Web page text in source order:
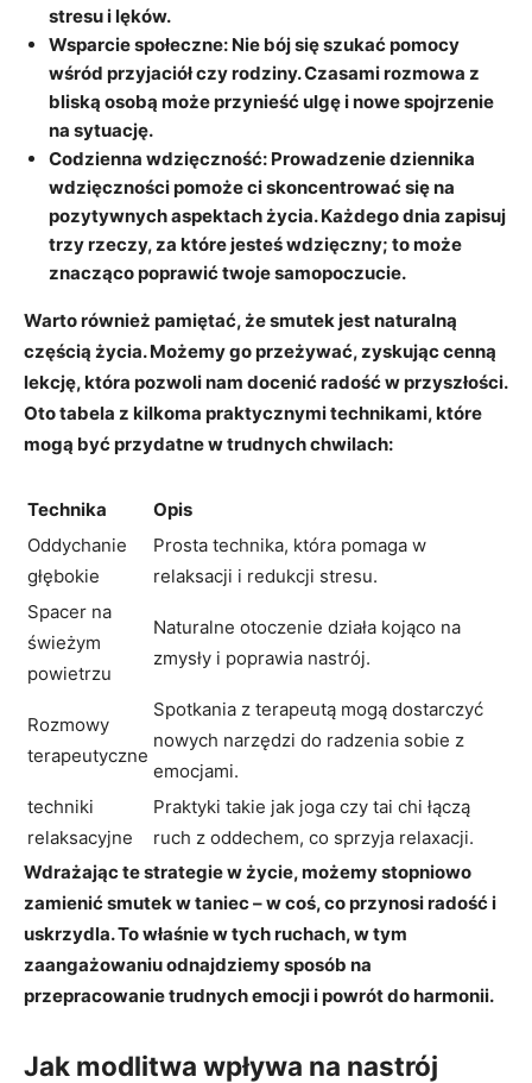
stresu i lęków.
Wsparcie społeczne: Nie bój się szukać pomocy
wśród przyjaciół czy rodziny. Czasami rozmowa z
bliską osobą może przynieść ulgę i nowe spojrzenie
na sytuację.
Codzienna wdzięczność: Prowadzenie dziennika
wdzięczności pomoże ci skoncentrować się na
pozytywnych aspektach życia. Każdego dnia zapisuj
trzy rzeczy, za które jesteś wdzięczny; to może
znacząco poprawić twoje samopoczucie.
Warto również pamiętać, że smutek jest naturalną
częścią życia. Możemy go przeżywać, zyskując cenną
lekcję, która pozwoli nam docenić radość w przyszłości.
Oto tabela z kilkoma praktycznymi technikami, które
mogą być przydatne w trudnych chwilach:
Technika
Opis
Oddychanie
głębokie
Prosta technika, która pomaga w
relaksacji i redukcji stresu.
Spacer na
świeżym
powietrzu
Naturalne otoczenie działa kojąco na
zmysły i poprawia nastrój.
Rozmowy
terapeutyczne
Spotkania z terapeutą mogą dostarczyć
nowych narzędzi do radzenia sobie z
emocjami.
techniki
relaksacyjne
Praktyki takie jak joga czy tai chi łączą
ruch z oddechem, co sprzyja relaxacji.
Wdrażając te strategie w życie, możemy stopniowo
zamienić smutek w taniec – w coś, co przynosi radość i
uskrzydla. To właśnie w tych ruchach, w tym
zaangażowaniu odnajdziemy sposób na
przepracowanie trudnych emocji i powrót do harmonii.
Jak modlitwa wpływa na nastrój